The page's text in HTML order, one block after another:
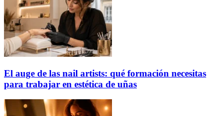
El auge de las nail artists: qué formación necesitas
para trabajar en estética de uñas